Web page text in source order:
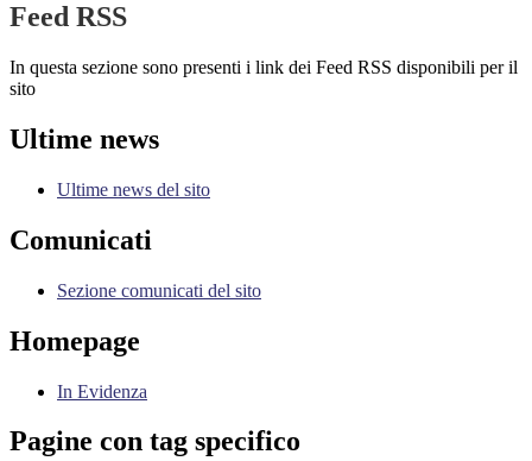
Feed RSS
In questa sezione sono presenti i link dei Feed RSS disponibili per il
sito
Ultime news
Ultime news del sito
Comunicati
Sezione comunicati del sito
Homepage
In Evidenza
Pagine con tag specifico